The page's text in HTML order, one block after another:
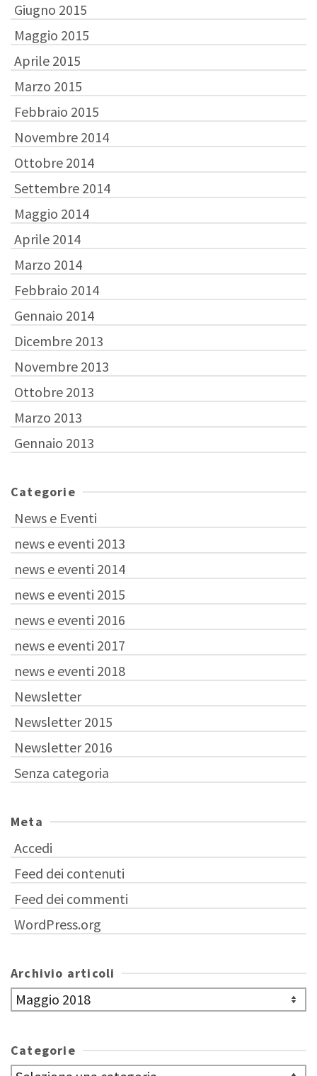
Giugno 2015
Maggio 2015
Aprile 2015
Marzo 2015
Febbraio 2015
Novembre 2014
Ottobre 2014
Settembre 2014
Maggio 2014
Aprile 2014
Marzo 2014
Febbraio 2014
Gennaio 2014
Dicembre 2013
Novembre 2013
Ottobre 2013
Marzo 2013
Gennaio 2013
Categorie
News e Eventi
news e eventi 2013
news e eventi 2014
news e eventi 2015
news e eventi 2016
news e eventi 2017
news e eventi 2018
Newsletter
Newsletter 2015
Newsletter 2016
Senza categoria
Meta
Accedi
Feed dei contenuti
Feed dei commenti
WordPress.org
Archivio articoli
Archivio
articoli
Categorie